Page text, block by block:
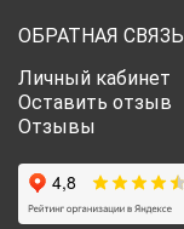
ОБРАТНАЯ СВЯЗЬ
Личный кабинет
Оставить отзыв
Отзывы